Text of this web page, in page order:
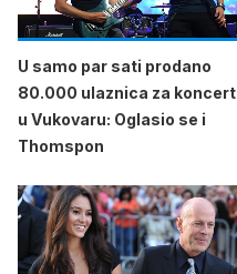
U samo par sati prodano
80.000 ulaznica za koncert
u Vukovaru: Oglasio se i
Thomspon